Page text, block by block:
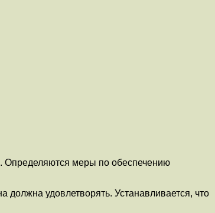
Определяются меры по обеспечению
удовлетворять. Устанавливается, что